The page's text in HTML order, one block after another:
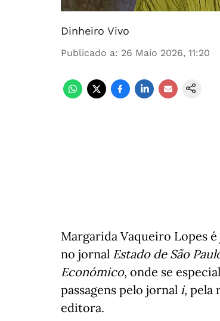
Dinheiro Vivo
Publicado a: 26 Maio 2026, 11:20
Margarida Vaqueiro Lopes
no jornal Estado de São
Económico, onde se
passagens pelo jornal i, pela
editora.